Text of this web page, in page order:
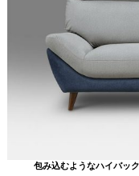
包み込むようなハイバッ